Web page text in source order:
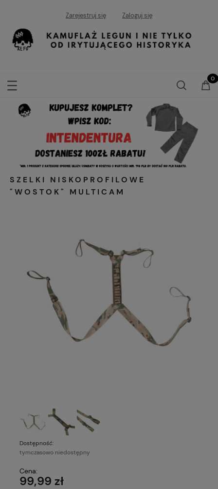
Zarejestruj się Zaloguj się
SZELKI NISKOPROFILOWE
"WOSTOK" MULTICAM
Dostępność:
tymczasowo niedostępny
Cena:
99,99 zł